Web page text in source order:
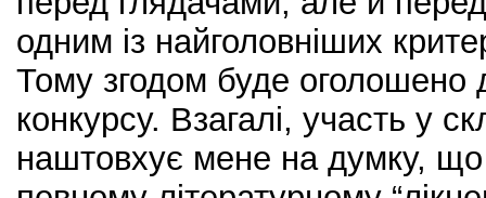
одним із найголовніших
Тому згодом буде оголошено
конкурсу. Взагалі, участь у
наштовхує мене на думку, що